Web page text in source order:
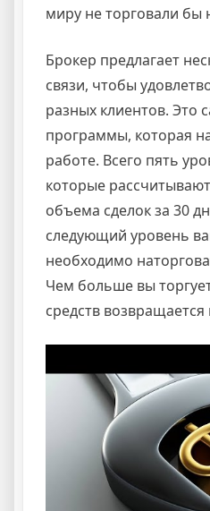
миру не торговали бы
Брокер предлагает
связи, чтобы
разных клиентов. Это
программы, которая
работе. Всего пять
которые
объема сделок за 30
следующий уровень
необходимо
Чем больше вы
средств возвращается